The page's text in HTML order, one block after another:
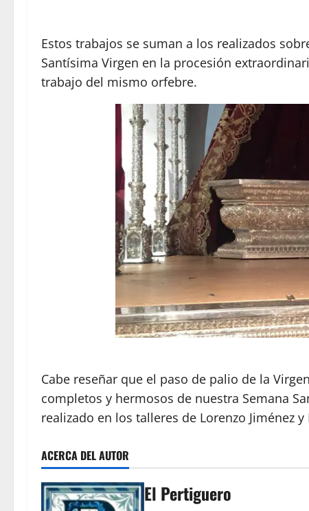
Estos trabajos se suman a los realizados
Santísima Virgen en la procesión
trabajo del mismo orfebre.
Cabe reseñar que el paso de palio de la
completos y hermosos de nuestra Semana
realizado en los talleres de Lorenzo Jiménez y
ACERCA DEL AUTOR
El Pertiguero